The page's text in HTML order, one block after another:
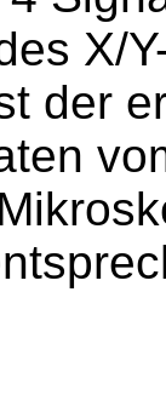
X/
der